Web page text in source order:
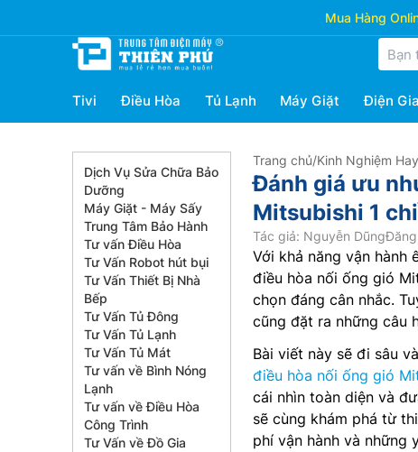
Mua Hàng
Tivi Điều Hòa Tủ Lạnh Máy Giặt Điện
Dịch Vụ Sửa Chữa Bảo
Dưỡng
Máy Giặt - Máy Sấy
Trung Tâm Bảo Hành
Tư vấn Điều Hòa
Tư Vấn Robot hút bụi
Tư Vấn Thiết Bị Nhà
Bếp
Tư Vấn Tủ Đông
Tư Vấn Tủ Lạnh
Tư Vấn Tủ Mát
Tư vấn về Bình Nóng
Lạnh
Tư vấn về Điều Hòa
Công Trình
Tư Vấn về Đồ Gia
Trang chủ/Kinh Nghiệm Hay
Đánh giá ưu
Mitsubishi 1
Tác giả: Nguyễn Dũng
Với khả năng vận hành
điều hòa nối ống gió
chọn đáng cân nhắc.
cũng đặt ra những câu
Bài viết này sẽ đi sâu
điều hòa nối ống gió
cái nhìn toàn diện và
sẽ cùng khám phá từ
phí vận hành và những